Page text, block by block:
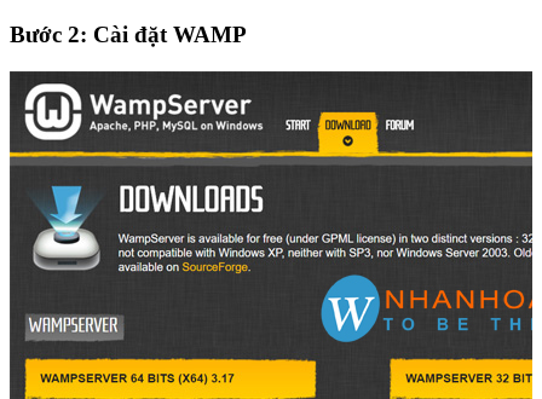
Bước 2: Cài đặt WAMP